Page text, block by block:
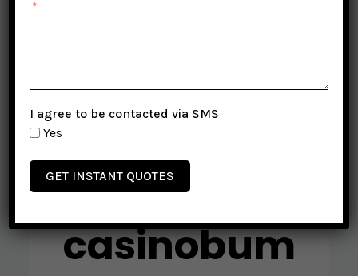
Som
Regelbunde
n Sap
casinobum
I agree to be contacted via SMS
Yes
GET INSTANT QUOTES